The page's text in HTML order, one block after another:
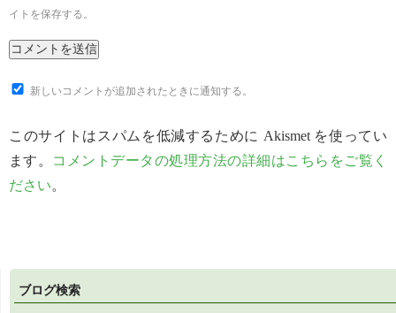
イトを保存する。
新しいコメントが追加されたときに通知する。
このサイトはスパムを低減するために Akismet を使ってい
ます。 コメントデータの処理方法の詳細はこちらをご覧く
ださい。
ブログ検索